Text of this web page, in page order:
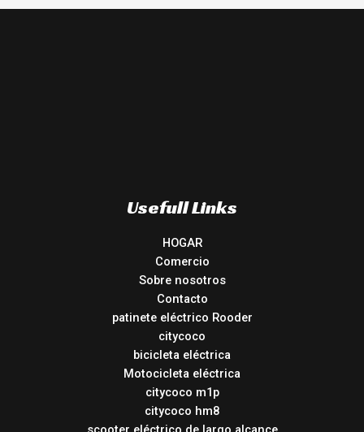
Usefull Links
HOGAR
Comercio
Sobre nosotros
Contacto
patinete eléctrico Rooder
citycoco
bicicleta eléctrica
Motocicleta eléctrica
citycoco m1p
citycoco hm8